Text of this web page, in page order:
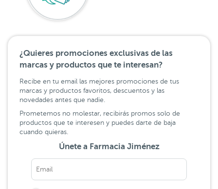
¿Quieres promociones exclusivas de las
marcas y productos que te interesan?
Recibe en tu email las mejores promociones de tus
marcas y productos favoritos, descuentos y las
novedades antes que nadie.
Prometemos no molestar, recibirás promos solo de
productos que te interesen y puedes darte de baja
cuando quieras.
Únete a Farmacia Jiménez